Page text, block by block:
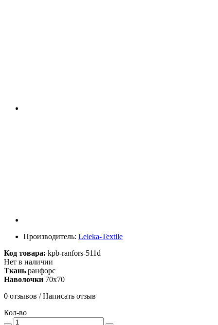
Производитель: Leleka-Textile
Код товара: kpb-ranfors-511d
Нет в наличии
Ткань ранфорс
Наволочки 70х70
0 отзывов /Написать отзыв
Кол-во